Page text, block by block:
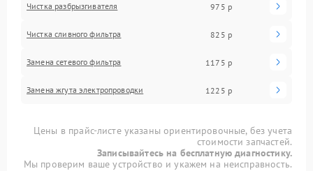
Чистка разбрызгивателя 975 р
Чистка сливного фильтра 825 р
Замена сетевого фильтра 1175 р
Замена жгута электропроводки 1225 р
Цены в прайс-листе указаны ориентировочные, без учета
стоимости запчастей.
Записывайтесь на бесплатную диагностику.
Мы проверим ваше устройство и укажем на неисправность.